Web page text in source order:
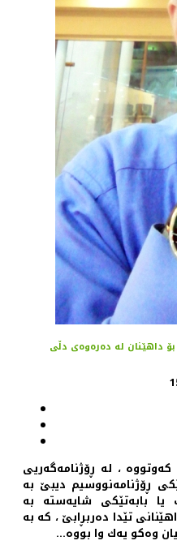
بۆ داهێنان له‌ ده‌ره‌وه‌ی دڵی
كه‌وتووه‌ ، له‌ ڕۆژنامه‌گه‌ریی
ڕۆژنامه‌نووسیم دیبێ به‌
بابه‌تێكی شایه‌سته‌ به‌
تێدا ده‌ربڕابێ ، كه‌ به‌
وه‌كو یه‌ك وا بووه‌…